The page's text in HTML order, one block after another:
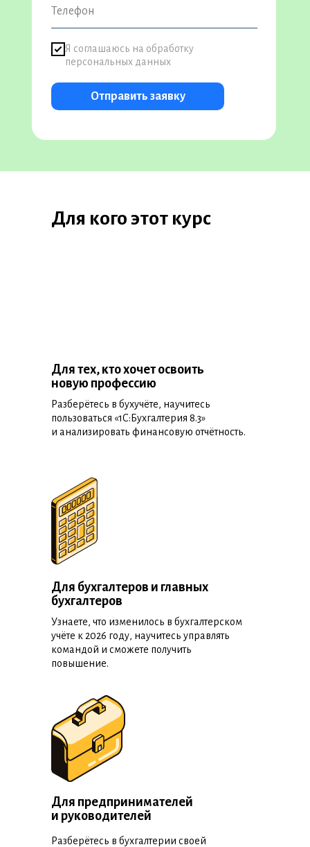
Я соглашаюсь на обработку
персональных данных
Отправить заявку
Для предпринимателей
и руководителей
Для тех, кто хочет освоить
новую профессию
Разберётесь в бухгалтерии своей
Узнаете, что изменилось в бухгалтерском
учёте к 2026 году, научитесь управлять
командой и сможете получить
повышение.
Разберётесь в бухучёте, научитесь
пользоваться «1С:Бухгалтерия 8.3»
и анализировать финансовую отчётность.
Для бухгалтеров и главных
бухгалтеров
Для кого этот курс